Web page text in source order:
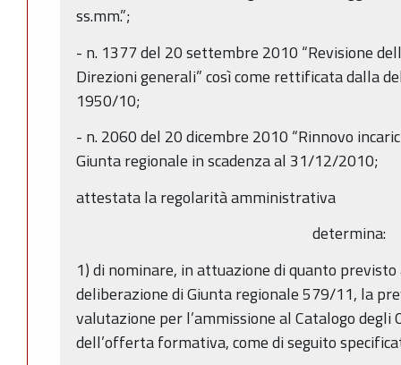
ss.mm.”;
- n. 1377 del 20 settembre 2010 “Revisione
Direzioni generali” così come rettificata dalla
1950/10;
- n. 2060 del 20 dicembre 2010 “Rinnovo
Giunta regionale in scadenza al 31/12/2010;
attestata la regolarità amministrativa
determina:
1) di nominare, in attuazione di quanto
deliberazione di Giunta regionale 579/11, la
valutazione per l’ammissione al Catalogo degli
dell’offerta formativa, come di seguito